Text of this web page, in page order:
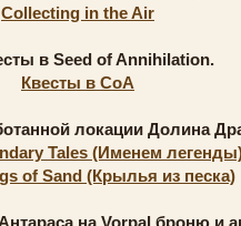
Collecting in the Air
в Seed of Annihilation.
Квесты в СоА
локации Долина
Tales (Именем
of Sand (Крылья из песка)
на Vorpal броню и